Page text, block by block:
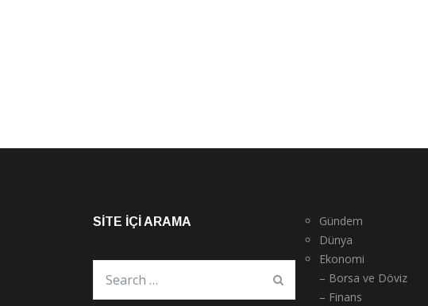
SITE İÇI ARAMA
Gündem
Dünya
Ekonomi
– Borsa ve Döviz
– Finans